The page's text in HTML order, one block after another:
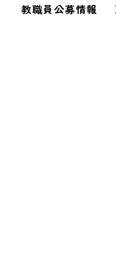
教職員公募情報